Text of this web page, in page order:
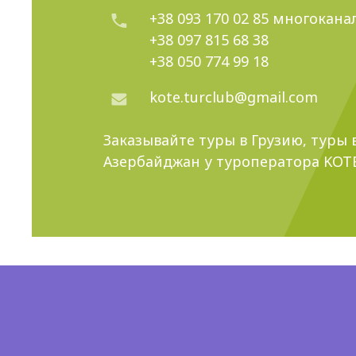
Возможность
А еще, мы сделали
Авиатуры в
Туры из Украины,
обслуживания.Поэтому
украинских туристов,
пожалеете, что выбрали
Авиатуризм
Благодаря воздушному
Также не
+38 093 170 02 85
+38 097 815 68 38
+38 050 774 99 18
kote.turclub@gmail.com
Заказывайте туры в Грузию, туры
Азербайджан у туроператора